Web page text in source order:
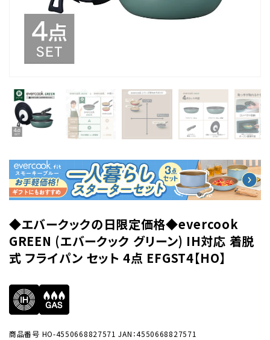
◆エバークックの日限定価格◆evercook
GREEN (エバークック グリーン) IH対応 着脱
式 フライパン セット 4点 EFGST4【HO】
商品番号 HO-4550668827571 JAN：4550668827571